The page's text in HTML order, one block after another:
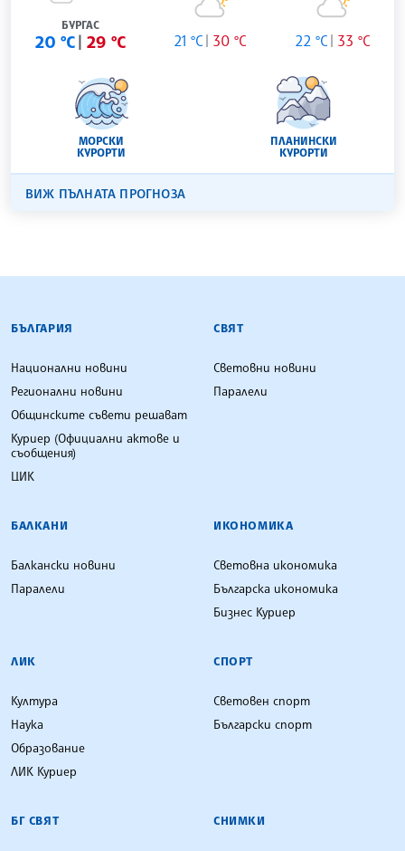
БУРГАС
20 °C 29 °C 21 °C 30 °C 22 °C 33 °C
МОРСКИ
КУРОРТИ
ПЛАНИНСКИ
КУРОРТИ
ВИЖ ПЪЛНАТА ПРОГНОЗА
БЪЛГАРСКА ТЕЛЕГРАФНА АГЕНЦИЯ
БЪЛГАРИЯ
Национални новини
Регионални новини
Общинските съвети решават
Куриер (Официални актове и
съобщения)
ЦИК
СВЯТ
Световни новини
Паралели
БАЛКАНИ
Балкански новини
Паралели
ИКОНОМИКА
Световна икономика
Българска икономика
Бизнес Куриер
ЛИК
Култура
Наука
Образование
ЛИК Куриер
СПОРТ
Световен спорт
Български спорт
БГ СВЯТ СНИМКИ